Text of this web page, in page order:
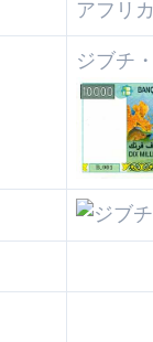
アフリ
ジブチ